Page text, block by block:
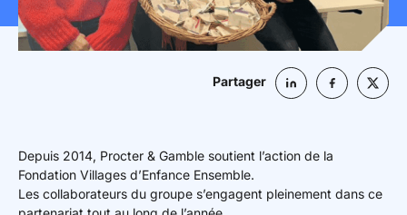
Partager
Depuis 2014, Procter & Gamble soutient l’action de la
Fondation Villages d’Enfance Ensemble.
Les collaborateurs du groupe s’engagent pleinement dans ce